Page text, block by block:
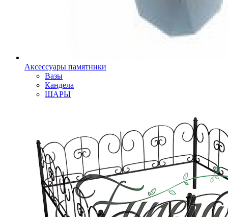
Аксессуары памятники
Вазы
Кандела
ШАРЫ